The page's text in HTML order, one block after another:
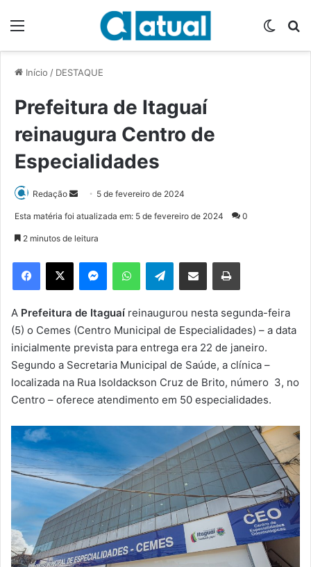
Início / DESTAQUE
Prefeitura de Itaguaí
reinaugura Centro de
Especialidades
Redação
d
e
m
e
-
m
i
5 de fevereiro de 2024
Esta matéria foi atualizada em: 5 de fevereiro de 2024 0
2 minutos de leitura
Telegram
A Prefeitura de Itaguaí reinaugurou nesta segunda-feira
(5) o Cemes (Centro Municipal de Especialidades) – a data
inicialmente prevista para entrega era 22 de janeiro.
Segundo a Secretaria Municipal de Saúde, a clínica –
localizada na Rua Isoldackson Cruz de Brito, número 3, no
Centro – oferece atendimento em 50 especialidades.